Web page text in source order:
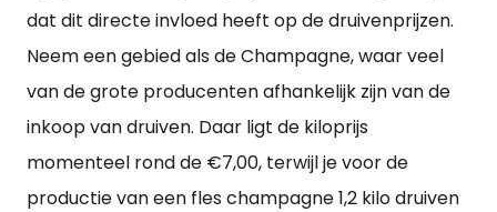
dat dit directe invloed heeft op de druivenprijzen.
Neem een gebied als de Champagne, waar veel
van de grote producenten afhankelijk zijn van de
inkoop van druiven. Daar ligt de kiloprijs
momenteel rond de €7,00, terwijl je voor de
productie van een fles champagne 1,2 kilo druiven